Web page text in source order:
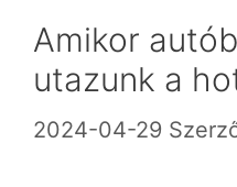
Amikor
utazunk a
2024-04-29